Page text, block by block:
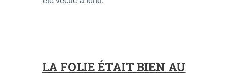
LA FOLIE ÉTAIT BIEN AU